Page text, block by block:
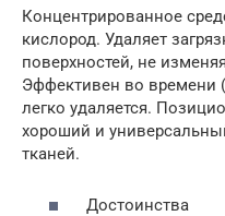
Концентрированное
кислород. Удаляет
поверхностей, не
Эффективен во времени
легко удаляется.
хороший и
тканей.
Достоинства